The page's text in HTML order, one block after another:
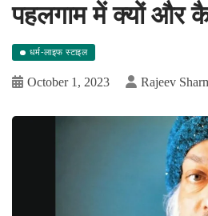
पहलगाम में क्यों और
धर्म-लाइफ स्टाइल
October 1, 2023 Rajeev